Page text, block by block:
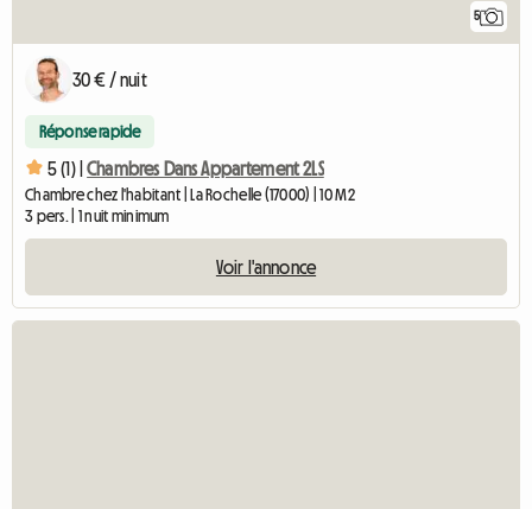
5
30 € / nuit
Réponse rapide
5 (1) | Chambres Dans Appartement 2LS
Chambre chez l'habitant | La Rochelle (17000) | 10 M2
3 pers. | 1 nuit minimum
Voir l'annonce